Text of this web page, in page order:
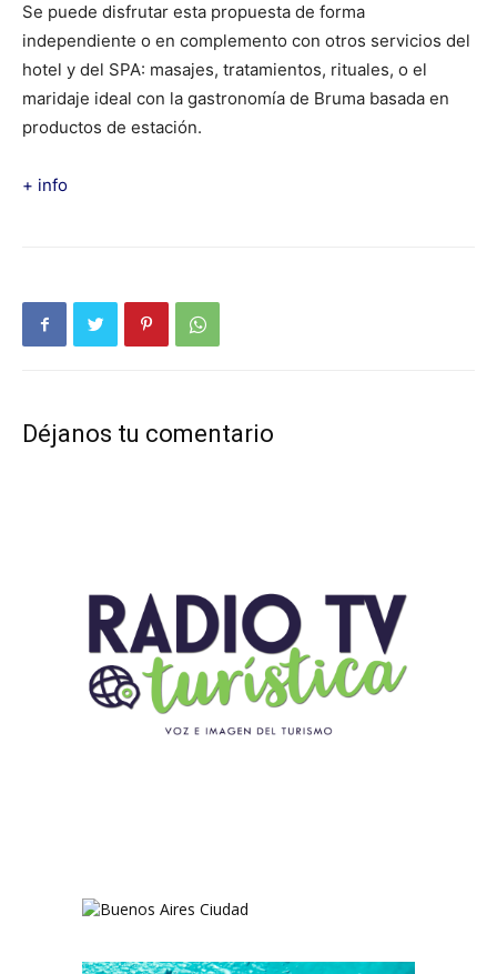
Se puede disfrutar esta propuesta de forma
independiente o en complemento con otros servicios del
hotel y del SPA: masajes, tratamientos, rituales, o el
maridaje ideal con la gastronomía de Bruma basada en
productos de estación.
+ info
Déjanos tu comentario